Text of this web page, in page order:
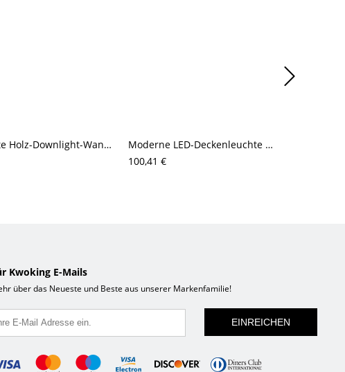
1 leichte Holz-Downlight-Wandleuchte in Kreideweiß, fest verdrahtete Abdeckung
Moderne LED-Deckenleuchte zur Deckenmontage mit mattiertem Glasschirm für den Wohnbereich
100,41 €
Kwoking E-Mails
über das Neueste und Beste aus unserer Markenfamilie!
EINREICHEN